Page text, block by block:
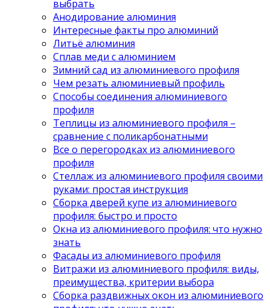
выбрать
Анодирование алюминия
Интересные факты про алюминий
Литьё алюминия
Сплав меди с алюминием
Зимний сад из алюминиевого профиля
Чем резать алюминиевый профиль
Способы соединения алюминиевого
профиля
Теплицы из алюминиевого профиля –
сравнение с поликарбонатными
Все о перегородках из алюминиевого
профиля
Стеллаж из алюминиевого профиля своими
руками: простая инструкция
Сборка дверей купе из алюминиевого
профиля: быстро и просто
Окна из алюминиевого профиля: что нужно
знать
Фасады из алюминиевого профиля
Витражи из алюминиевого профиля: виды,
преимущества, критерии выбора
Сборка раздвижных окон из алюминиевого